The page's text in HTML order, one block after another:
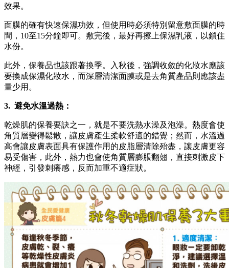
效果。
面膜的確有快速保濕功效，但使用時必須特別留意敷面膜的時
間，10至15分鐘即可。敷完後，最好再擦上保濕乳液，以鎖住
水份。
此外，保養品也該跟著換季。入秋後，強調收斂的化妝水應該
要換成保濕化妝水，而深層清潔面膜或是去角質產品則應該盡
量少用。
3. 避免水溫過熱：
乾燥肌的保養要訣之一，就是不要洗熱水澡及泡澡。熱度會使
角質層變得鬆散，讓皮膚產生柔軟舒適的錯覺；然而，水溫過
高會讓皮膚表面具有保護作用的皮脂層清除殆盡，讓皮膚更容
易受傷害，此外，熱力也會使角質層膨脹翻翹，直接刺激皮下
神經，引發刺癢感，反而加重不適症狀。